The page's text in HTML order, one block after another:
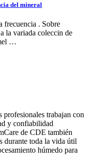
del mineral
frecuencia . Sobre
la variada coleccin de
…
profesionales trabajan con
y confiabilidad
de CDE también
durante toda la vida útil
húmedo para